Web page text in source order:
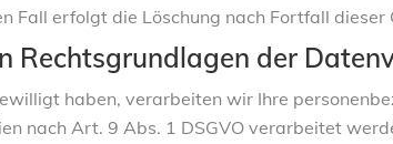
Fall erfolgt die Löschung nach Fortfall dieser
Rechtsgrundlagen der
haben, verarbeiten wir Ihre
nach Art. 9 Abs. 1 DSGVO verarbeitet